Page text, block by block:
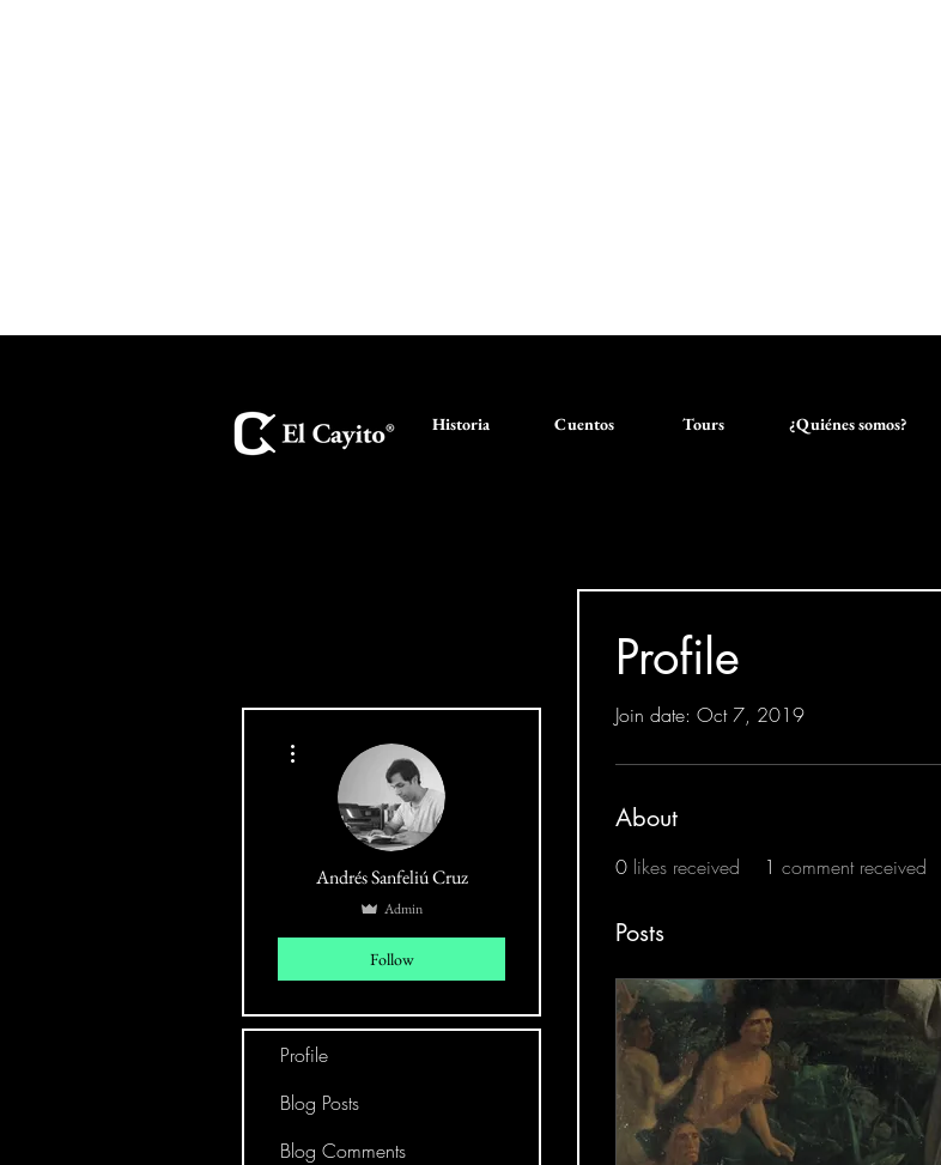
Historia Cuentos Tours ¿Quiénes somos?
Profile
Join date: Oct 7, 2019
About
0 likes received 1 comment received
Posts
Andrés Sanfeliú Cruz
Admin
Follow
Profile
Blog Posts
Blog Comments